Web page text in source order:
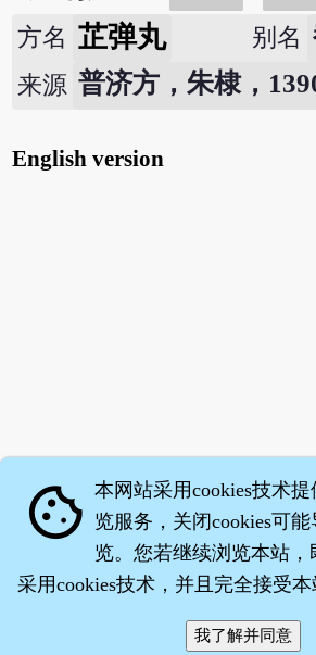
方名 芷弹丸 别名
来源 普济方，朱棣，
English version
·沈药子©2008
cookie 本网站采用cookies技术
览服务，关闭cookies可
览。您若继续浏览本站
采用cookies技术，并且完全接受本